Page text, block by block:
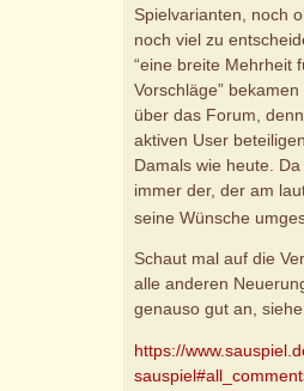
Spielvarianten, noch
noch viel zu
“eine breite Mehrheit
Vorschläge”
über das Forum,
aktiven User
Damals wie heute.
immer der, der am
seine Wünsche
Schaut mal auf die
alle anderen
genauso gut an,
https://